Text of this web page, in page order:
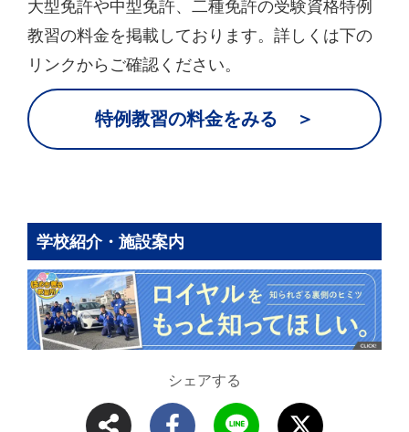
大型免許や中型免許、二種免許の受験資格特例
教習の料金を掲載しております。詳しくは下の
リンクからご確認ください。
特例教習の料金をみる ＞
学校紹介・施設案内
シェアする